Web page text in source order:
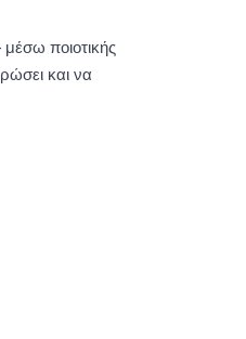
ποιοτικής
και να